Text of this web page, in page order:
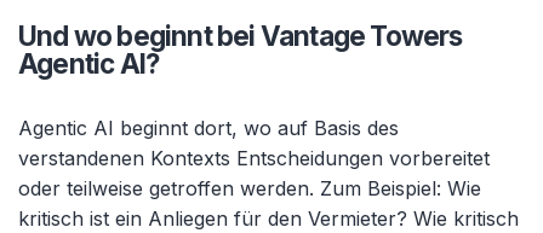
Und wo beginnt bei Vantage Towers
Agentic AI?
Agentic AI beginnt dort, wo auf Basis des
verstandenen Kontexts Entscheidungen vorbereitet
oder teilweise getroffen werden. Zum Beispiel: Wie
kritisch ist ein Anliegen für den Vermieter? Wie kritisch